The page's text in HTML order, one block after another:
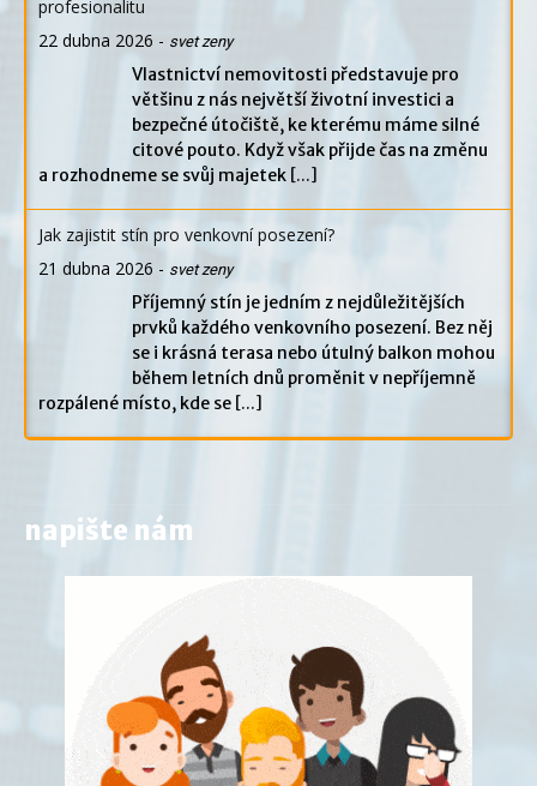
profesionalitu
22 dubna 2026 - svet zeny
Vlastnictví nemovitosti představuje pro
většinu z nás největší životní investici a
bezpečné útočiště, ke kterému máme silné
citové pouto. Když však přijde čas na změnu
a rozhodneme se svůj majetek [...]
Jak zajistit stín pro venkovní posezení?
21 dubna 2026 - svet zeny
Příjemný stín je jedním z nejdůležitějších
prvků každého venkovního posezení. Bez něj
se i krásná terasa nebo útulný balkon mohou
během letních dnů proměnit v nepříjemně
rozpálené místo, kde se [...]
napište nám